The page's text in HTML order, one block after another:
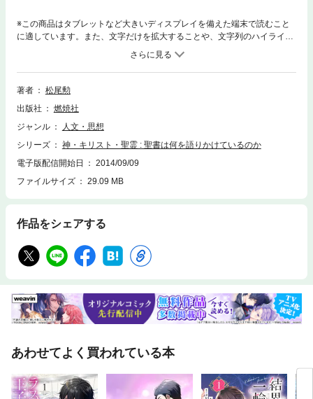
※この商品はタブレットなど大きいディスプレイを備えた端末で読むこと
に適しています。また、文字だけを拡大することや、文字列のハイライ
ト、検索、辞書の参照、引用などの機能が使用できません。聖書の中に
は、天地宇宙の始まり、人類の創造、神の人間に対する命令、人間の神か
らの離反、神と人との葛藤、キリストの救い、などが記されています。い
ったい神は、聖書を通して人類に何を語りかけておられるのでしょうか。
著者
松尾勲
出版社
燃焼社
ジャンル
人文・思想
シリーズ
神・キリスト・聖霊 : 聖書は何を語りかけているのか
電子版配信開始日
2014/09/09
ファイルサイズ
29.09 MB
作品をシェアする
あわせてよく買われている本